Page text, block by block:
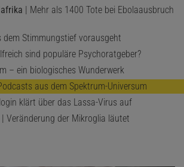
| Mehr als 1400 Tote bei Ebolaausbruch
dem Stimmungstief vorausgeht
sind populäre Psychoratgeber?
– ein biologisches Wunderwerk
aus dem Spektrum-Universum
klärt über das Lassa-Virus auf
| Veränderung der Mikroglia läutet